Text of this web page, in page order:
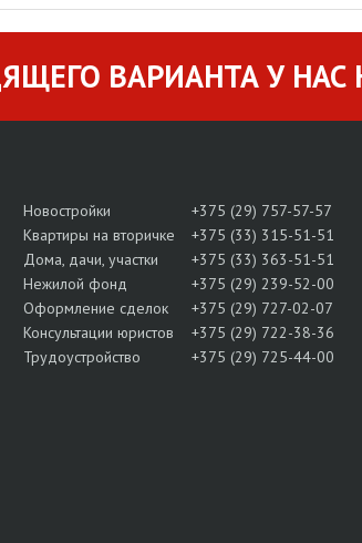
ВАРИАНТА У НАС
Новостройки
+375 (29) 757-57-57
Квартиры на вторичке
+375 (33) 315-51-51
Дома, дачи, участки
+375 (33) 363-51-51
Нежилой фонд
+375 (29) 239-52-00
Оформление сделок
+375 (29) 727-02-07
Консультации юристов
+375 (29) 722-38-36
Трудоустройство
+375 (29) 725-44-00